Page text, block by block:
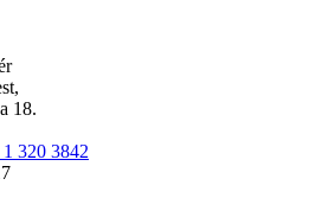
18.
320 3842